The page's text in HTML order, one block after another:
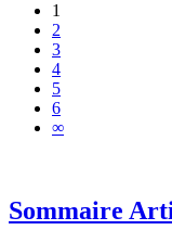
1
2
3
4
5
6
∞
Sommaire